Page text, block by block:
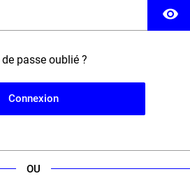
visibility
passe oublié ?
Connexion
OU